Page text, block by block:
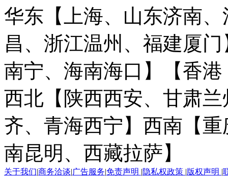
华东【上海、山东济南
昌、浙江温州、福建厦门
南宁、海南海口】
【香
西北【陕西西安、甘肃
齐、青海西宁】 西南【
南昆明、西藏拉萨】
关于我们|商务洽谈|广告服务|免责声明 |隐私权政策 |版权声明 |